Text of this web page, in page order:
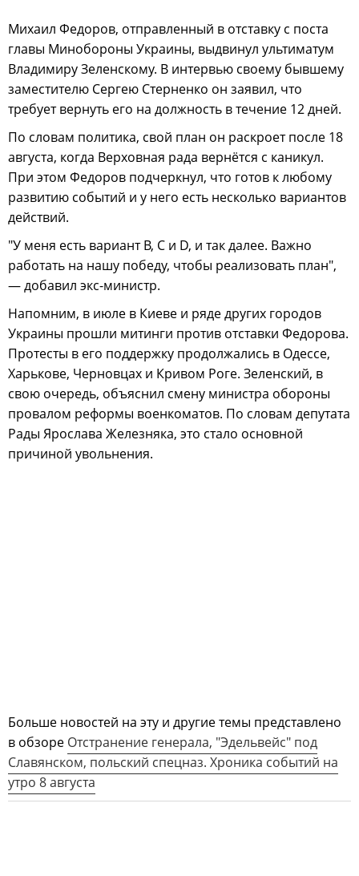
Михаил Федоров, отправленный в отставку с поста
главы Минобороны Украины, выдвинул ультиматум
Владимиру Зеленскому. В интервью своему бывшему
заместителю Сергею Стерненко он заявил, что
требует вернуть его на должность в течение 12 дней.
По словам политика, свой план он раскроет после 18
августа, когда Верховная рада вернётся с каникул.
При этом Федоров подчеркнул, что готов к любому
развитию событий и у него есть несколько вариантов
действий.
"У меня есть вариант B, C и D, и так далее. Важно
работать на нашу победу, чтобы реализовать план",
— добавил экс-министр.
Напомним, в июле в Киеве и ряде других городов
Украины прошли митинги против отставки Федорова.
Протесты в его поддержку продолжались в Одессе,
Харькове, Черновцах и Кривом Роге. Зеленский, в
свою очередь, объяснил смену министра обороны
провалом реформы военкоматов. По словам депутата
Рады Ярослава Железняка, это стало основной
причиной увольнения.
Больше новостей на эту и другие темы представлено
в обзоре Отстранение генерала, "Эдельвейс" под
Славянском, польский спецназ. Хроника событий на
утро 8 августа